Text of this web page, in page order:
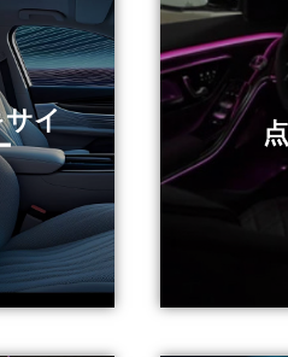
サイ
る もっ